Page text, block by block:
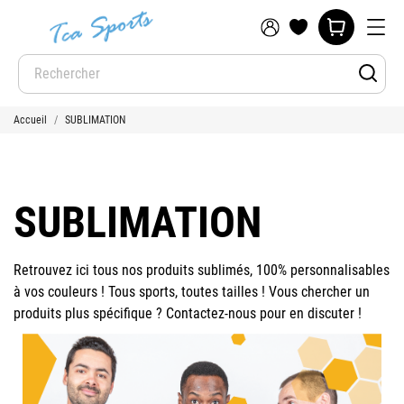
Accueil SUBLIMATION
SUBLIMATION
Retrouvez ici tous nos produits sublimés, 100% personnalisables
à vos couleurs ! Tous sports, toutes tailles ! Vous chercher un
produits plus spécifique ? Contactez-nous pour en discuter !